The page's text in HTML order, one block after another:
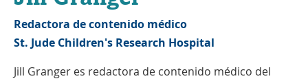
Redactora de contenido médico
St. Jude Children's Research Hospital
Jill Granger es redactora de contenido médico del